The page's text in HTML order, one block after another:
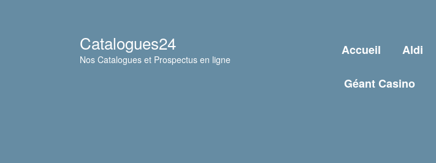
Catalogues24
Nos Catalogues et Prospectus en ligne
Accueil Aldi
Géant Casino